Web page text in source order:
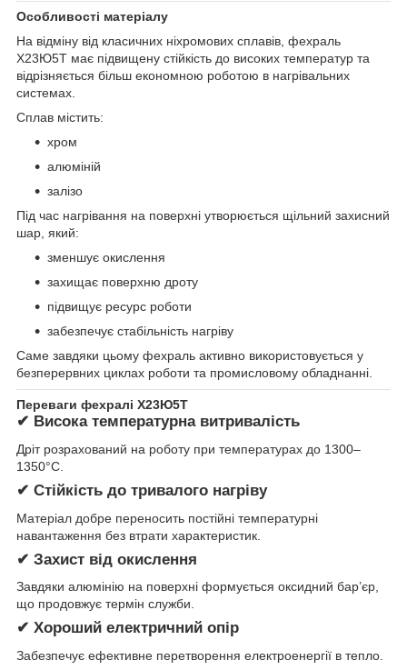
Особливості матеріалу
На відміну від класичних ніхромових сплавів, фехраль
Х23Ю5Т має підвищену стійкість до високих температур та
відрізняється більш економною роботою в нагрівальних
системах.
Сплав містить:
хром
алюміній
залізо
Під час нагрівання на поверхні утворюється щільний захисний
шар, який:
зменшує окислення
захищає поверхню дроту
підвищує ресурс роботи
забезпечує стабільність нагріву
Саме завдяки цьому фехраль активно використовується у
безперервних циклах роботи та промисловому обладнанні.
Переваги фехралі Х23Ю5Т
✔ Висока температурна витривалість
Дріт розрахований на роботу при температурах до 1300–
1350°C.
✔ Стійкість до тривалого нагріву
Матеріал добре переносить постійні температурні
навантаження без втрати характеристик.
✔ Захист від окислення
Завдяки алюмінію на поверхні формується оксидний бар’єр,
що продовжує термін служби.
✔ Хороший електричний опір
Забезпечує ефективне перетворення електроенергії в тепло.